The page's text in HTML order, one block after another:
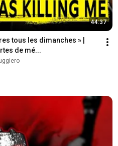
44:37
tous les dimanches » |
de mé...